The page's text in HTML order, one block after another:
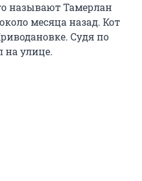
называют Тамерлан
месяца назад. Кот
Судя по
на улице.